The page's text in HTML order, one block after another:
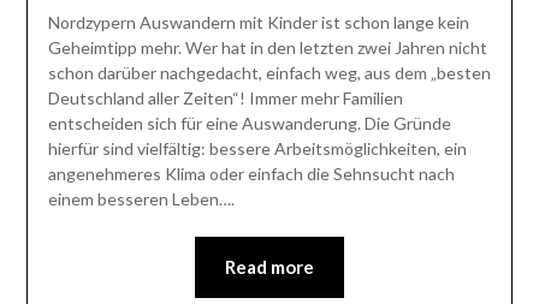
Nordzypern Auswandern mit Kinder ist schon lange kein
Geheimtipp mehr. Wer hat in den letzten zwei Jahren nicht
schon darüber nachgedacht, einfach weg, aus dem „besten
Deutschland aller Zeiten“! Immer mehr Familien
entscheiden sich für eine Auswanderung. Die Gründe
hierfür sind vielfältig: bessere Arbeitsmöglichkeiten, ein
angenehmeres Klima oder einfach die Sehnsucht nach
einem besseren Leben….
Read more